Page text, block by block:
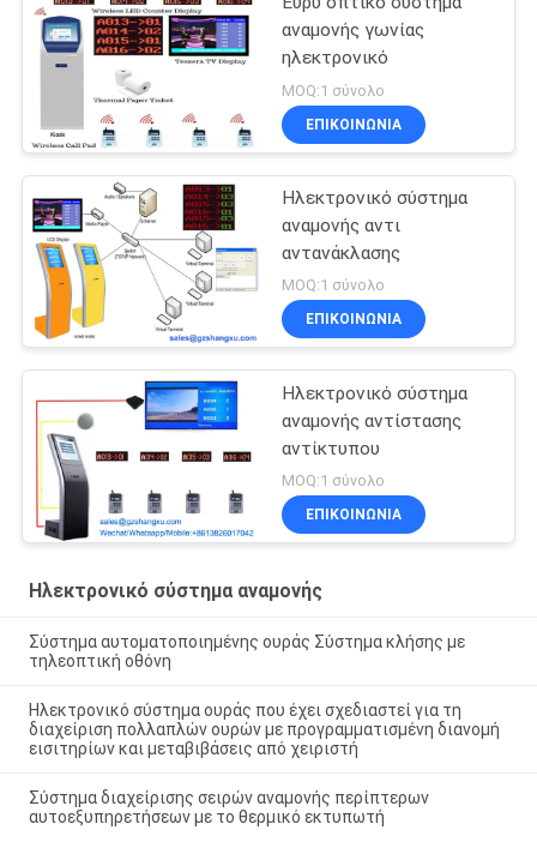
αναμονής γωνίας
ηλεκτρονικό
MOQ:1 σύνολο
ΕΠΙΚΟΙΝΩΝΊΑ
Ηλεκτρονικό σύστημα
αναμονής αντι
αντανάκλασης
MOQ:1 σύνολο
ΕΠΙΚΟΙΝΩΝΊΑ
Ηλεκτρονικό σύστημα
αναμονής αντίστασης
αντίκτυπου
MOQ:1 σύνολο
ΕΠΙΚΟΙΝΩΝΊΑ
Ηλεκτρονικό σύστημα αναμονής
Σύστημα αυτοματοποιημένης ουράς Σύστημα κλήσης με
τηλεοπτική οθόνη
Ηλεκτρονικό σύστημα ουράς που έχει σχεδιαστεί για τη
διαχείριση πολλαπλών ουρών με προγραμματισμένη διανομή
εισιτηρίων και μεταβιβάσεις από χειριστή
Σύστημα διαχείρισης σειρών αναμονής περίπτερων
αυτοεξυπηρετήσεων με το θερμικό εκτυπωτή